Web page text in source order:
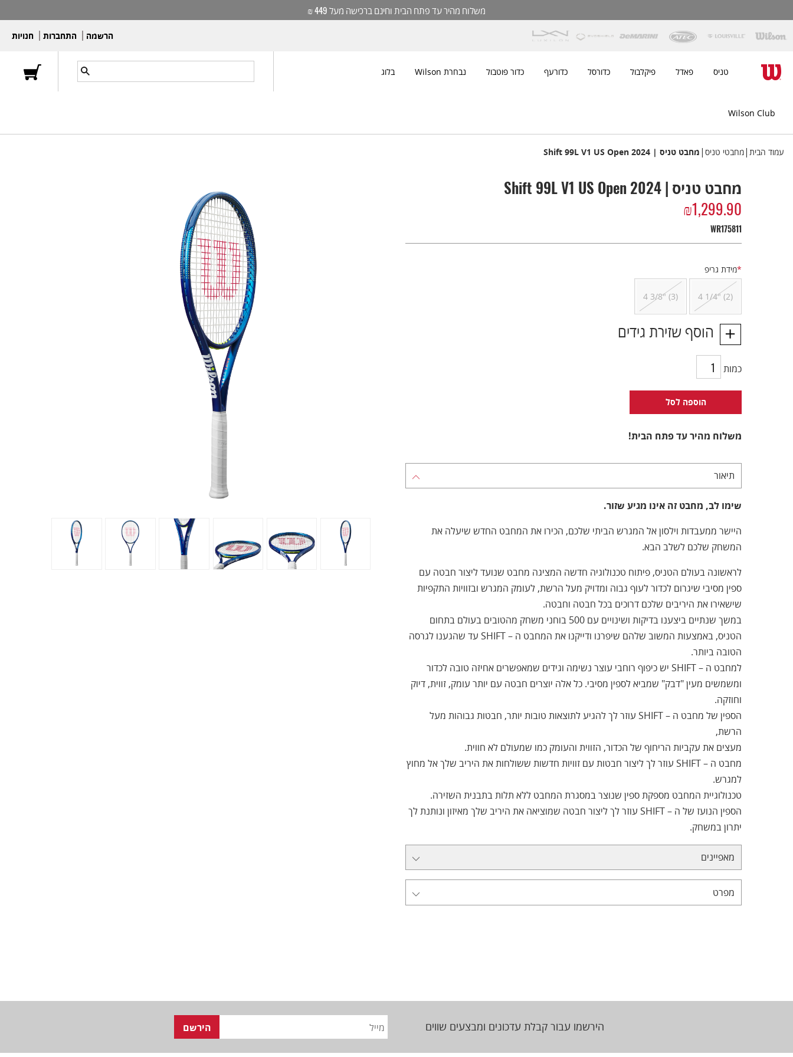
משלוח מהיר עד פתח הבית וחינם ברכישה מעל 449 ₪
הרשמה התחברות חנויות
טניס פאדל פיקלבול כדורסל כדורעף כדור פוטבול נבחרת Wilson בלוג
Wilson Club
עמוד הבית |מחבטי טניס | מחבט טניס | Shift 99L V1 US Open 2024
מחבט טניס | Shift 99L V1 US Open 2024
₪1,299.90
WR175811
*מידת גריפ
4 1/4" (2)
4 3/8" (3)
הוסף שזירת גידים
כמות
הוספה לסל
משלוח מהיר עד פתח הבית!
תיאור
שימו לב, מחבט זה אינו מגיע שזור.
היישר ממעבדות וילסון אל המגרש הביתי שלכם, הכירו את המחבט החדש שיעלה את
המשחק שלכם לשלב הבא.
לראשונה בעולם הטניס, פיתוח טכנולוגיה חדשה המציגה מחבט שנועד ליצור חבטה עם
ספין מסיבי שיגרום לכדור לעוף גבוה ומדויק מעל הרשת, לעומק המגרש ובזוויות התקפיות
שישאירו את היריבים שלכם דרוכים בכל חבטה וחבטה.
במשך שנתיים ביצענו בדיקות ושינויים עם 500 בוחני משחק מהטובים בעולם בתחום
הטניס, באמצעות המשוב שלהם שיפרנו ודייקנו את המחבט ה – SHIFT עד שהגענו לגרסה
הטובה ביותר.
למחבט ה – SHIFT יש כיפוף רוחבי עוצר נשימה וגידים שמאפשרים אחיזה טובה לכדור
ומשמשים מעין "דבק" שמביא לספין מסיבי. כל אלה יוצרים חבטה עם יותר עומק, זווית, דיוק
וחוזקה.
הספין של מחבט ה – SHIFT עוזר לך להגיע לתוצאות טובות יותר, חבטות גבוהות מעל
הרשת,
מעצים את עקביות הריחוף של הכדור, הזווית והעומק כמו שמעולם לא חווית.
מחבט ה – SHIFT עוזר לך ליצור חבטות עם זוויות חדשות ששולחות את היריב שלך אל מחוץ
למגרש.
טכנולוגיית המחבט מספקת ספין שנוצר במסגרת המחבט ללא תלות בתבנית השזירה.
הספין הנועז של ה – SHIFT עוזר לך ליצור חבטה שמוציאה את היריב שלך מאיזון ונותנת לך
יתרון במשחק.
מאפיינים
מפרט
הירשמו עבור קבלת עדכונים ומבצעים שווים